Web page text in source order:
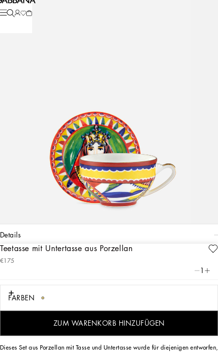
Teetasse mit Untertasse aus Porzellan
FARBEN
€175
ZUM WARENKORB HINZUFÜGEN
details
Art. Nr. TC0102TCA22UC066
Diese elegante Teetasse mit passender Untertasse erinnert mit ihrem aufwendigen
sizilianischen Carretto: ein Element der Folklore eines Ortes, der mit seinen
Traditionen, seinem Kunsthandwerk, seinen Landschaften und seinen
einzigartigen Farben seit jeher im Mittelpunkt der Ästhetik von Dolce&Gabbana
steht.
Dieses Set aus Porzellan mit Tasse und Untertasse wurde für diejenigen entworfen,